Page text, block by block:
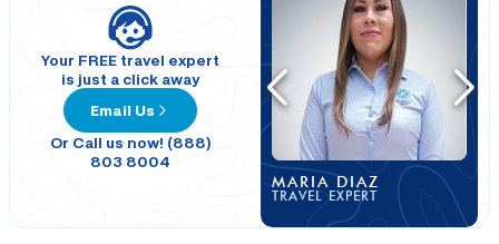
show com Valencia Travel Cusco!
Your FREE travel expert
is just a click away
Email Us
Or Call us now! (888)
803 8004
MARIA DIAZ
TRAVEL EXPERT